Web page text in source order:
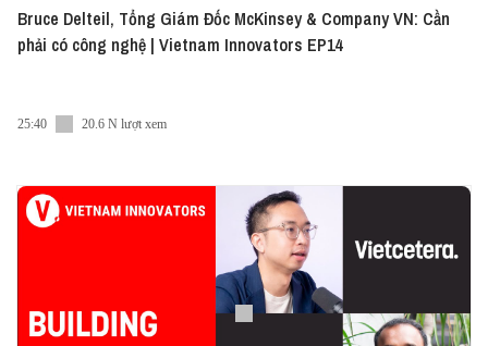
Bruce Delteil, Tổng Giám Đốc McKinsey & Company VN: Cần
phải có công nghệ | Vietnam Innovators EP14
25:40 20.6 N lượt xem